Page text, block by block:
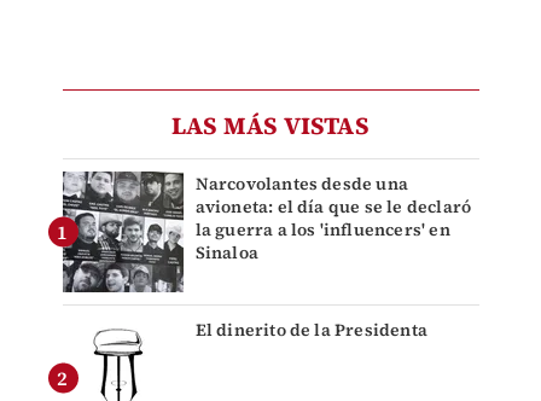
LAS MÁS VISTAS
Narcovolantes desde una
avioneta: el día que se le declaró
la guerra a los 'influencers' en
Sinaloa
El dinerito de la Presidenta